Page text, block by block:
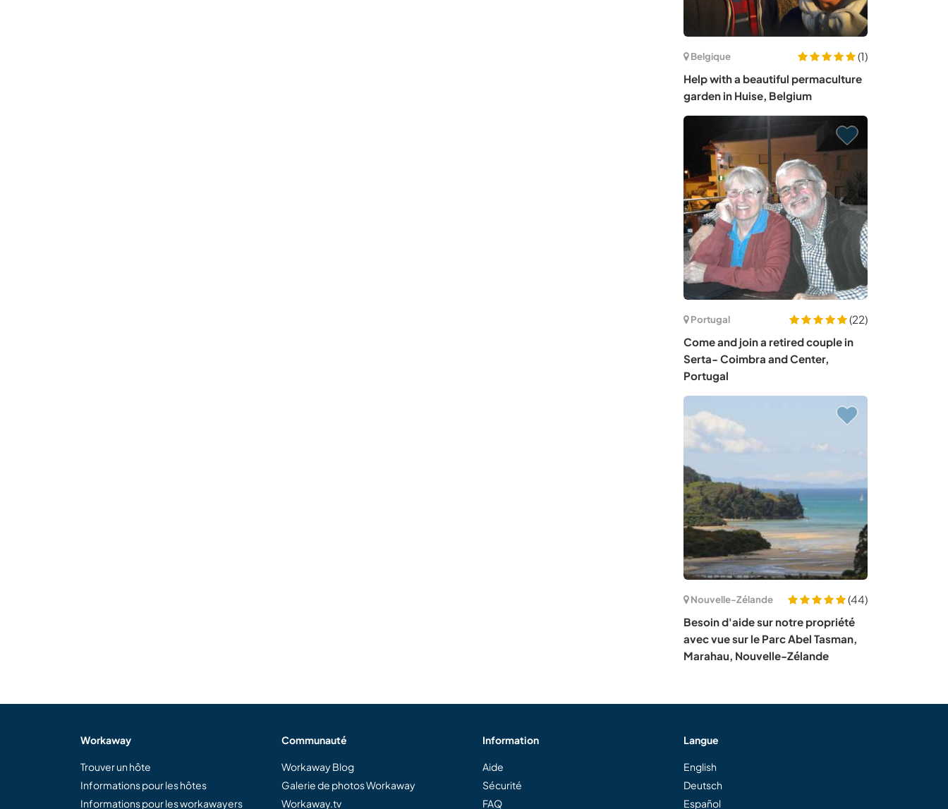
Belgique
(1)
Help with a beautiful permaculture
garden in Huise, Belgium
Portugal
(22)
Come and join a retired couple in
Serta- Coimbra and Center,
Portugal
Nouvelle-Zélande
(44)
Besoin d'aide sur notre propriété
avec vue sur le Parc Abel Tasman,
Marahau, Nouvelle-Zélande
Workaway
Trouver un hôte
Informations pour les hôtes
Informations pour les workawayers
Communauté
Workaway Blog
Galerie de photos Workaway
Workaway.tv
Information
Aide
Sécurité
FAQ
Langue
English
Deutsch
Español